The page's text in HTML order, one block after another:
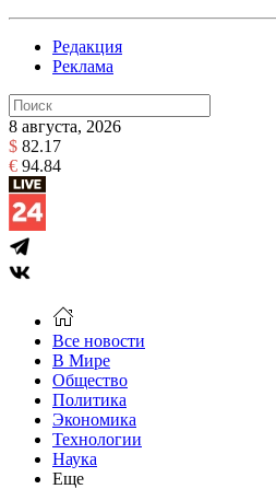
Редакция
Реклама
8 августа, 2026
$ 82.17
€ 94.84
Все новости
В Мире
Общество
Политика
Экономика
Технологии
Наука
Еще